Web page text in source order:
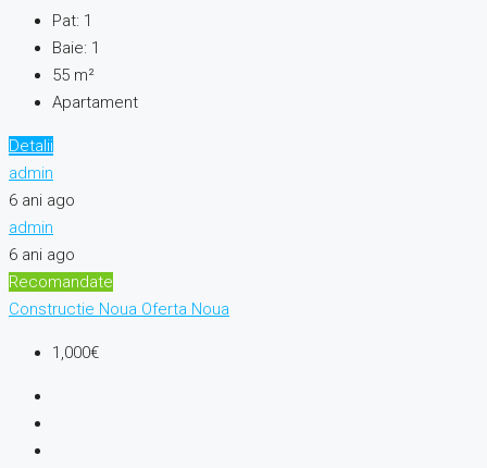
Pat: 1
Baie: 1
55 m²
Apartament
Detalii
admin
6 ani ago
admin
6 ani ago
Recomandate
Constructie Noua Oferta Noua
1,000€